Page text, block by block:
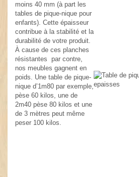
moins 40 mm (à part les
tables de pique-nique pour
enfants). Cette épaisseur
contribue à la stabilité et la
durabilité de votre produit.
À cause de ces planches
résistantes par contre,
nos meubles gagnent en
poids. Une table de pique-
nique d’1m80 par exemple,
pèse 60 kilos, une de
2m40 pèse 80 kilos et une
de 3 mètres peut même
peser 100 kilos.